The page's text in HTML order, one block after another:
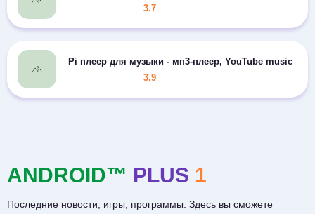
3.7
Pi плеер для музыки - мп3-плеер, YouTube music
3.9
ANDROID™ PLUS 1
Последние новости, игры, программы. Здесь вы сможете